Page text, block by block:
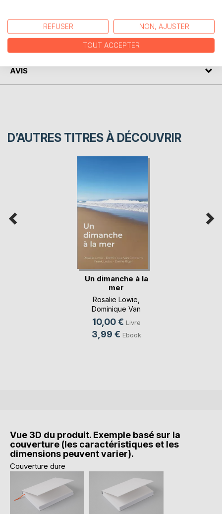
AUTEUR(S)
AVIS
D’AUTRES TITRES À DÉCOUVRIR
Un dimanche à la
mer
Rosalie Lowie
Dominique Van
Cotthem
10,00 € Livre
3,99 € Ebook
Vue 3D du produit. Exemple basé sur la
couverture (les caractéristiques et les
dimensions peuvent varier).
Couverture dure
REFUSER NON, AJUSTER
TOUT ACCEPTER